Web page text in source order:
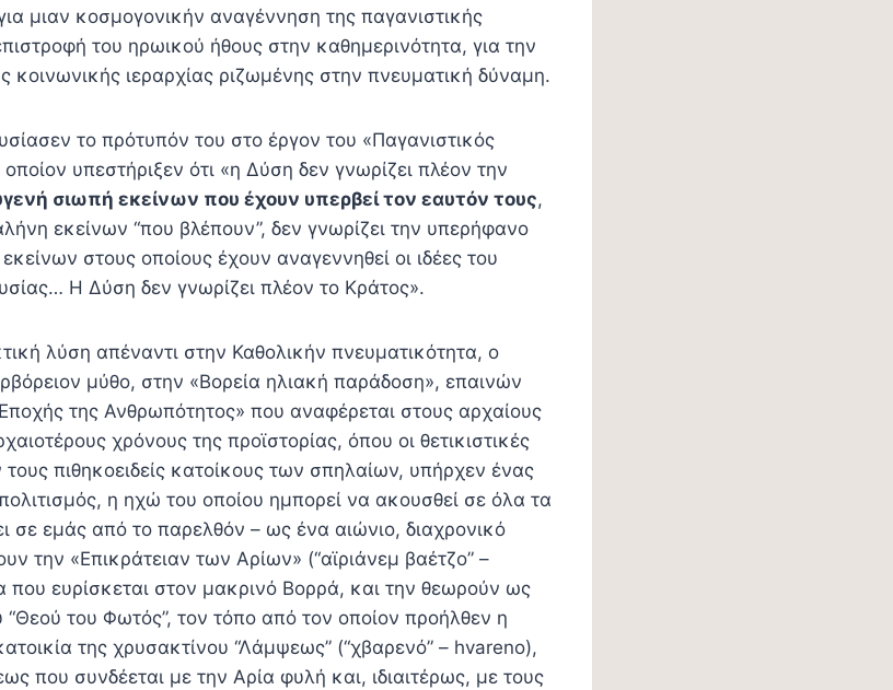
μιαν κοσμογονικήν αναγέννηση της παγανιστικής
του ηρωικού ήθους στην καθημερινότητα, για την
κοινωνικής ιεραρχίας ριζωμένης στην πνευματική δύναμη.
το πρότυπόν του στο έργον του «Παγανιστικός
υπεστήριξεν ότι «η Δύση δεν γνωρίζει πλέον την
σιωπή εκείνων που έχουν υπερβεί τον εαυτόν τους,
εκείνων “που βλέπουν”, δεν γνωρίζει την υπερήφανο
στους οποίους έχουν αναγεννηθεί οι ιδέες του
Η Δύση δεν γνωρίζει πλέον το Κράτος».
λύση απέναντι στην Καθολικήν πνευματικότητα, ο
μύθο, στην «Βορεία ηλιακή παράδοση», επαινών
της Ανθρωπότητος» που αναφέρεται στους αρχαίους
χρόνους της προϊστορίας, όπου οι θετικιστικές
τους πιθηκοειδείς κατοίκους των σπηλαίων, υπήρχεν ένας
η ηχώ του οποίου ημπορεί να ακουσθεί σε όλα τα
σε εμάς από το παρελθόν – ως ένα αιώνιο, διαχρονικό
την «Επικράτειαν των Αρίων» (“αϊριάνεμ βαέτζο” –
που ευρίσκεται στον μακρινό Βορρά, και την θεωρούν ως
“Θεού του Φωτός”, τον τόπο από τον οποίον προήλθεν η
της χρυσακτίνου “Λάμψεως” (“χβαρενό” – hvareno),
που συνδέεται με την Αρία φυλή και, ιδιαιτέρως, με τους